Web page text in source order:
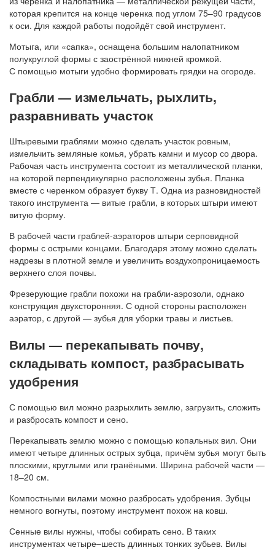
которая крепится на конце черенка под углом 75–90 градусов
к оси. Для каждой работы подойдёт свой инструмент.
Мотыга, или «сапка», оснащена большим налопатником
полукруглой формы с заострённой нижней кромкой.
С помощью мотыги удобно формировать грядки на огороде.
Грабли — измельчать, рыхлить,
разравнивать участок
Штыревыми граблями можно сделать участок ровным,
измельчить земляные комья, убрать камни и мусор со двора.
Рабочая часть инструмента состоит из металлической планки,
на которой перпендикулярно расположены зубья. Планка
вместе с черенком образует букву Т. Одна из разновидностей
такого инструмента — витые грабли, в которых штыри имеют
витую форму.
В рабочей части граблей-аэраторов штыри серповидной
формы с острыми концами. Благодаря этому можно сделать
надрезы в плотной земле и увеличить воздухопроницаемость
верхнего слоя почвы.
Фрезерующие грабли похожи на грабли-аэрозоли, однако
конструкция двухсторонняя. С одной стороны расположен
аэратор, с другой — зубья для уборки травы и листьев.
Вилы — перекапывать почву,
складывать компост, разбрасывать
удобрения
С помощью вил можно разрыхлить землю, загрузить, сложить
и разбросать компост и сено.
Перекапывать землю можно с помощью копальных вил. Они
имеют четыре длинных острых зубца, причём зубья могут быть
плоскими, круглыми или гранёными. Ширина рабочей части —
18–20 см.
Компостными вилами можно разбросать удобрения. Зубцы
немного вогнуты, поэтому инструмент похож на ковш.
Сенные вилы нужны, чтобы собирать сено. В таких
инструментах четыре–шесть длинных тонких зубьев. Вилы